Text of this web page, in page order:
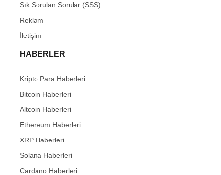
Sık Sorulan Sorular (SSS)
Reklam
İletişim
HABERLER
Kripto Para Haberleri
Bitcoin Haberleri
Altcoin Haberleri
Ethereum Haberleri
XRP Haberleri
Solana Haberleri
Cardano Haberleri